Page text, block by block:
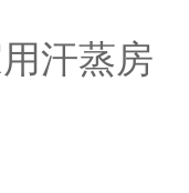
汗蒸房